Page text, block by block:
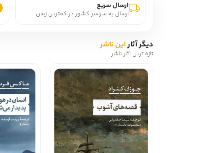
ارسال سریع
ارسال به سراسر کشور در کمترین زمان
دیگر آثاراین ناشر
تازه ترین آثار ناشر